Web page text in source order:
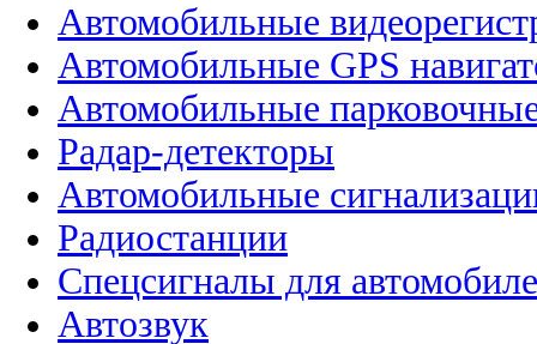
Автомобильные
Автомобильные GPS
Автомобильные
Радар-детекторы
Автомобильные
Радиостанции
Спецсигналы для
Автозвук